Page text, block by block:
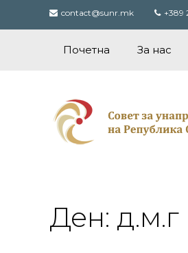
contact@sunr.mk +389
Почетна За нас
Ден: д.м.г